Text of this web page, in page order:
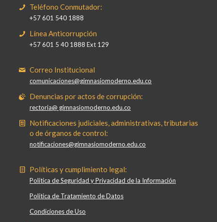
Teléfono Conmutador:
+57 601 540 1888
Línea Anticorrupción
+57 601 5 40 1888 Ext 129
Correo Institucional
comunicaciones@gimnasiomoderno.edu.co
Denuncias por actos de corrupción:
rectoria@ gimnasiomoderno.edu.co
Notificaciones judiciales, administrativas, tributarias
o de órganos de control:
notificaciones@gimnasiomoderno.edu.co
Políticas y cumplimiento legal:
Política de Seguridad y Privacidad de la Información
Política de Tratamiento de Datos
Condiciones de Uso